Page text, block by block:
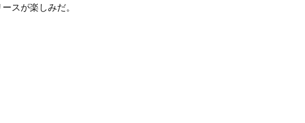
スが楽しみだ。